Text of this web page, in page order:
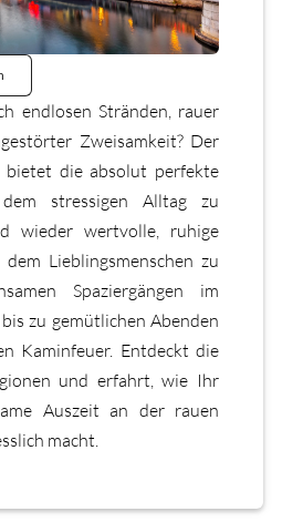
endlosen Stränden, rauer
Zweisamkeit? Der
bietet die absolut perfekte
stressigen Alltag zu
wieder wertvolle, ruhige
Lieblingsmenschen zu
Spaziergängen im
zu gemütlichen Abenden
Kaminfeuer. Entdeckt die
und erfahrt, wie Ihr
Auszeit an der rauen
macht.